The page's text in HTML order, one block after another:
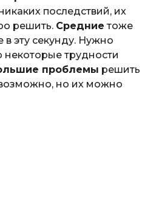
последствий, их
решить. Средние тоже
эту секунду. Нужно
некоторые трудности
проблемы решить
но их можно